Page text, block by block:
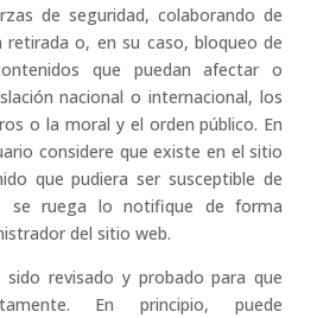
de seguridad, colaborando de
o, en su caso, bloqueo de
que puedan afectar o
nacional o internacional, los
o la moral y el orden público. En
considere que existe en el sitio
que pudiera ser susceptible de
se ruega lo notifique de forma
del sitio web.
revisado y probado para que
En principio, puede